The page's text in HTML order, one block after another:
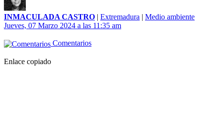
INMACULADA CASTRO | Extremadura | Medio ambiente
Jueves, 07 Marzo 2024 a las 11:35 am
Comentarios
Enlace copiado